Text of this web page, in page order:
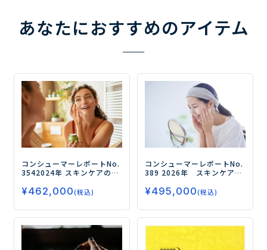
あなたにおすすめのアイテム
コンシューマーレポートNo.
3542024年 スキンケアのア
（第2弾）－2年ぶりのリ
ニューアル！スキンケア化
粧品を選択する決め手は？
『クレンジング』から
『日焼け止め』まで9アイテ
ムの最新使用実態・ニーズ
徹底分析！－
¥462,000(税込)
コンシューマーレポートNo.
389 2026年 スキンケアの
（第3弾）ー「クレンジン
グ」から「まつ毛美容液」
まで、11アイテムの使用
実態から読み解くスキンケ
アの最新動向ー
¥495,000(税込)